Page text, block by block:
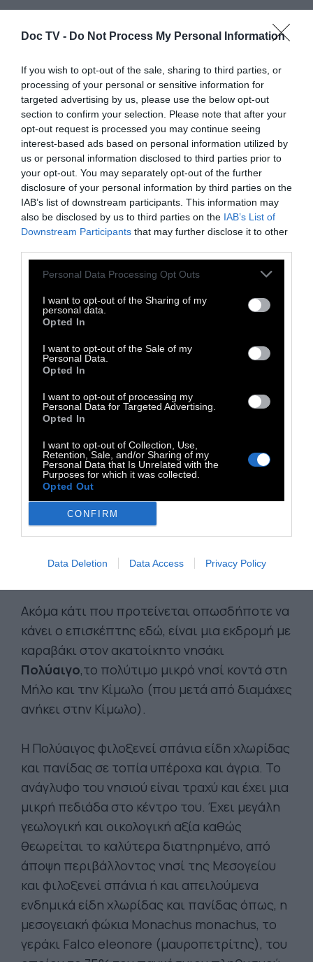
Doc TV - Do Not Process My Personal Information
If you wish to opt-out of the sale, sharing to third parties, or
processing of your personal or sensitive information for
targeted advertising by us, please use the below opt-out
section to confirm your selection. Please note that after your
opt-out request is processed you may continue seeing
interest-based ads based on personal information utilized by
us or personal information disclosed to third parties prior to
your opt-out. You may separately opt-out of the further
disclosure of your personal information by third parties on the
IAB’s list of downstream participants. This information may
also be disclosed by us to third parties on the IAB’s List of
Downstream Participants that may further disclose it to other
Personal Data Processing Opt Outs
I want to opt-out of the Sharing of my
personal data.
Opted In
I want to opt-out of the Sale of my
Personal Data.
Opted In
I want to opt-out of processing my
Personal Data for Targeted Advertising.
Opted In
I want to opt-out of Collection, Use,
Retention, Sale, and/or Sharing of my
Personal Data that Is Unrelated with the
Purposes for which it was collected.
Opted Out
CONFIRM
Data Deletion Data Access Privacy Policy
Στην παραλία Πράσσα στο εκκλησάκι του Αγ.
Γεωργίου, βρίσκει καταφύγιο η μεσογειακή
θαλάσσιες σπηλιές. Δεν την ενοχλούμε. Στην
παραλία τα Ελληνικά, βυθισμένη στα ρηχά,
βλέπουμε την
Η πολύτιμη Πολύαιγος
Ακόμα κάτι που προτείνεται οπωσδήποτε να
κάνει ο επισκέπτης εδώ, είναι μια εκδρομή με
καραβάκι στον ακατοίκητο νησάκι
Πολύαιγο,το πολύτιμο μικρό νησί κοντά στη
Μήλο και την Κίμωλο (που μετά από διαμάχες
ανήκει στην Κίμωλο).
Η Πολύαιγος φιλοξενεί σπάνια είδη χλωρίδας
και πανίδας σε τοπία υπέροχα και άγρια. Το
ανάγλυφο του νησιού είναι τραχύ και έχει μια
μικρή πεδιάδα στο κέντρο του. Έχει μεγάλη
γεωλογική και οικολογική αξία καθώς
θεωρείται το καλύτερα διατηρημένο, από
άποψη περιβάλλοντος νησί της Μεσογείου
και φιλοξενεί σπάνια ή και απειλούμενα
ενδημικά είδη χλωρίδας και πανίδας όπως, η
μεσογειακή φώκια Monachus monachus, το
γεράκι Falco eleonore (μαυροπετρίτης), του